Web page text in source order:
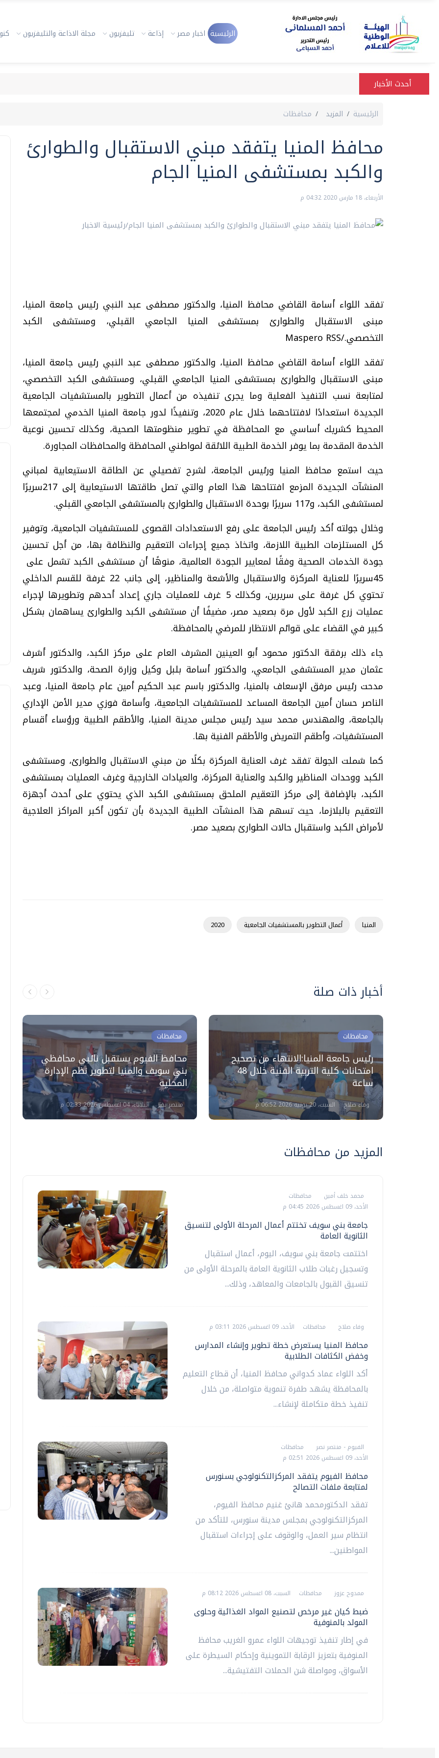
الرئيسية اخبار مصر إذاعة تليفزيون مجلة الاذاعة والتليفزيون
أحدث الأخبار
الرئيسية المزيد محافظات
محافظ المنيا يتفقد مبني الاستقبال والطوارئ
والكبد بمستشفى المنيا الجام
الأربعاء، 18 مارس 2020 04:32 م
تفقد اللواء أسامة القاضي محافظ المنيا، والدكتور مصطفى عبد النبي رئيس جامعة المنيا،
مبنى الاستقبال والطوارئ بمستشفى المنيا الجامعي القبلي، ومستشفى الكبد
التخصصي./Maspero RSS
تفقد اللواء أسامة القاضي محافظ المنيا، والدكتور مصطفى عبد النبي رئيس جامعة المنيا،
مبنى الاستقبال والطوارئ بمستشفى المنيا الجامعي القبلي، ومستشفى الكبد التخصصي،
لمتابعة نسب التنفيذ الفعلية وما يجرى تنفيذه من أعمال التطوير بالمستشفيات الجامعية
الجديدة استعدادًا لافتتاحهما خلال عام 2020، وتنفيذًا لدور جامعة المنيا الخدمي لمجتمعها
المحيط كشريك أساسي مع المحافظة في تطوير منظومتها الصحية، وكذلك تحسين نوعية
الخدمة المقدمة بما يوفر الخدمة الطبية اللائقة لمواطني المحافظة والمحافظات المجاورة.
حيث استمع محافظ المنيا ورئيس الجامعة، لشرح تفصيلي عن الطاقة الاستيعابية لمباني
المنشآت الجديدة المزمع افتتاحها هذا العام والتي تصل طاقتها الاستيعابية إلى 217سريرًا
لمستشفى الكبد، و117 سريرًا بوحدة الاستقبال والطوارئ بالمستشفى الجامعي القبلي.
وخلال جولته أكد رئيس الجامعة على رفع الاستعدادات القصوى للمستشفيات الجامعية، وتوفير
كل المستلزمات الطبية اللازمة، واتخاذ جميع إجراءات التعقيم والنظافة بها، من أجل تحسين
جودة الخدمات الصحية وفقًا لمعايير الجودة العالمية، منوهًا أن مستشفى الكبد تشمل على
45سريرًا للعناية المركزة والاستقبال والأشعة والمناظير، إلى جانب 22 غرفة للقسم الداخلي
تحتوي كل غرفة على سريرين، وكذلك 5 غرف للعمليات جاري إعداد أحدهم وتطويرها لإجراء
عمليات زرع الكبد لأول مرة بصعيد مصر، مضيفًا أن مستشفى الكبد والطوارئ يساهمان بشكل
كبير في القضاء على قوائم الانتظار للمرضي بالمحافظة.
جاء ذلك برفقة الدكتور محمود أبو العينين المشرف العام على مركز الكبد، والدكتور أشرف
عثمان مدير المستشفى الجامعي، والدكتور أسامة بلبل وكيل وزارة الصحة، والدكتور شريف
مدحت رئيس مرفق الإسعاف بالمنيا، والدكتور باسم عبد الحكيم أمين عام جامعة المنيا، وعبد
الناصر حسان أمين الجامعة المساعد للمستشفيات الجامعية، وأسامة فوزي مدير الأمن الإداري
بالجامعة، والمهندس محمد سيد رئيس مجلس مدينة المنيا، والأطقم الطبية ورؤساء أقسام
المستشفيات، وأطقم التمريض والأطقم الفنية بها.
كما شملت الجولة تفقد غرف العناية المركزة بكلًا من مبني الاستقبال والطوارئ، ومستشفى
الكبد ووحدات المناظير والكبد والعناية المركزة، والعيادات الخارجية وغرف العمليات بمستشفى
الكبد، بالإضافة إلى مركز التعقيم الملحق بمستشفى الكبد الذي يحتوي على أحدث أجهزة
التعقيم بالبلازما، حيث تسهم هذا المنشآت الطبية الجديدة بأن تكون أكبر المراكز العلاجية
لأمراض الكبد واستقبال حالات الطوارئ بصعيد مصر.
المنيا أعمال التطوير بالمستشفيات الجامعية 2020
أخبار ذات صلة
محافظات
محافظ الفيوم يستقبل نائبي محافظي
بني سويف والمنيا لتطوير نظم الإدارة
المحلية
منتصر نضر الثلاثاء، 04 اغسطس 2026 02:33 م
محافظات
رئيس جامعة المنيا:الانتهاء من تصحيح
امتحانات كلية التربية الفنية خلال 48
ساعة
وفاء صلاح السبت، 20 يونيه 2026 06:52 م
المزيد من محافظات
محمد خلف أمين
محافظات
الأحد، 09 اغسطس 2026 04:45 م
جامعة بني سويف تختتم أعمال المرحلة الأولى لتنسيق
الثانوية العامة
اختتمت جامعة بني سويف، اليوم، أعمال استقبال
وتسجيل رغبات طلاب الثانوية العامة بالمرحلة الأولى من
تنسيق القبول بالجامعات والمعاهد، وذلك...
وفاء صلاح محافظات الأحد، 09 اغسطس 2026 03:11 م
محافظ المنيا يستعرض خطة تطوير وإنشاء المدارس
وخفض الكثافات الطلابية
أكد اللواء عماد كدواني محافظ المنيا، أن قطاع التعليم
بالمحافظة يشهد طفرة تنموية متواصلة، من خلال
تنفيذ خطة متكاملة لإنشاء...
الفيوم - منتصر نصر
محافظات
الأحد، 09 اغسطس 2026 02:51 م
محافظ الفيوم يتفقد المركزالتكنولوجي بسنورس
لمتابعة ملفات التصالح
تفقد الدكتورمحمد هانئ غنيم محافظ الفيوم،
المركزالتكنولوجي بمجلس مدينة سنورس، للتأكد من
انتظام سير العمل، والوقوف على إجراءات استقبال
المواطنين...
ممدوح عزوز محافظات السبت، 08 اغسطس 2026 08:12 م
ضبط كيان غير مرخص لتصنيع المواد الغذائية وحلوى
المولد بالمنوفية
في إطار تنفيذ توجيهات اللواء عمرو الغريب محافظ
المنوفية بتعزيز الرقابة التموينية وإحكام السيطرة على
الأسواق، ومواصلة شن الحملات التفتيشية...
تحقيقات وحوارات
بعد إشعارات "جوجل" .. هل يمكن التنبوء
بالزلازل وكيف نتعامل معها؟
الثلاثاء، 04 اغسطس 2026 04:04 م
تحقيقات وحوارات
دليلك للتنسيق الجامعي .. تساؤلات
وإجابات
السبت، 01 اغسطس 2026 10:25 ص
تحقيقات وحوارات
فيديو.. الإعلام الرقمي.. تقنيات واعدة
وتحديات هائلة